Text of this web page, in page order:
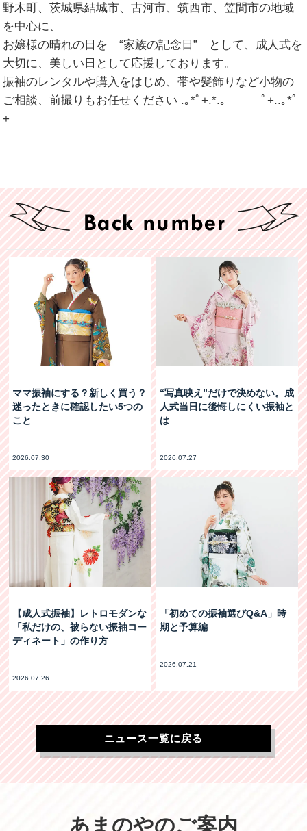
野木町、茨城県結城市、古河市、筑西市、笠間市の地域
を中心に、
お嬢様の晴れの日を “家族の記念日” として、成人式を
大切に、美しい日として応援しております。
振袖のレンタルや購入をはじめ、帯や髪飾りなど小物の
ご相談、前撮りもお任せください .｡*ﾟ+.*.｡ ﾟ+..｡*ﾟ
+
ママ振袖にする？新しく買う？
迷ったときに確認したい5つの
こと
2026.07.30
“写真映え”だけで決めない。成
人式当日に後悔しにくい振袖と
は
2026.07.27
【成人式振袖】レトロモダンな
「私だけの、被らない振袖コー
ディネート」の作り方
2026.07.26
「初めての振袖選びQ&A」時
期と予算編
2026.07.21
ニュース一覧に戻る
あまのやのご案内